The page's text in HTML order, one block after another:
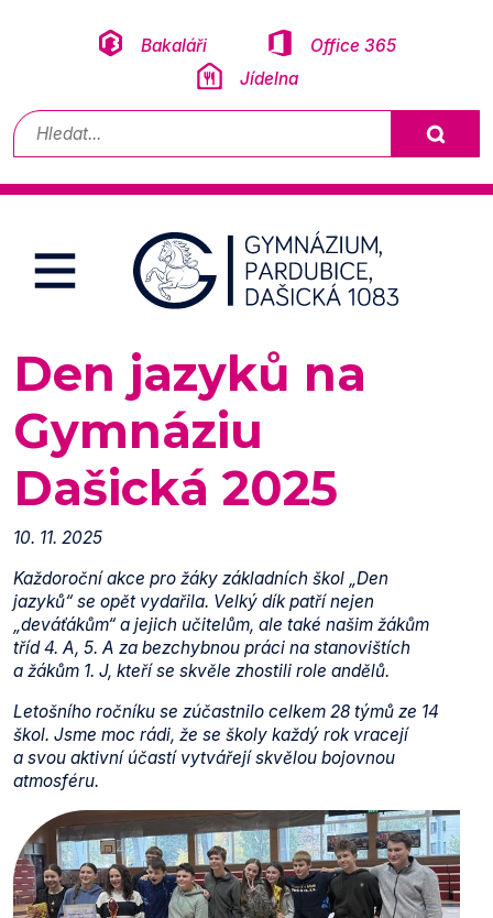
Bakaláři
Office 365
Jídelna
Vyhledávání
Den jazyků na
Gymnáziu
Dašická 2025
10. 11. 2025
Každoroční akce pro žáky základních škol „Den
jazyků“ se opět vydařila. Velký dík patří nejen
„deváťákům“ a jejich učitelům, ale také našim žákům
tříd 4. A, 5. A za bezchybnou práci na stanovištích
a žákům 1. J, kteří se skvěle zhostili role andělů.
Letošního ročníku se zúčastnilo celkem 28 týmů ze 14
škol. Jsme moc rádi, že se školy každý rok vracejí
a svou aktivní účastí vytvářejí skvělou bojovnou
atmosféru.